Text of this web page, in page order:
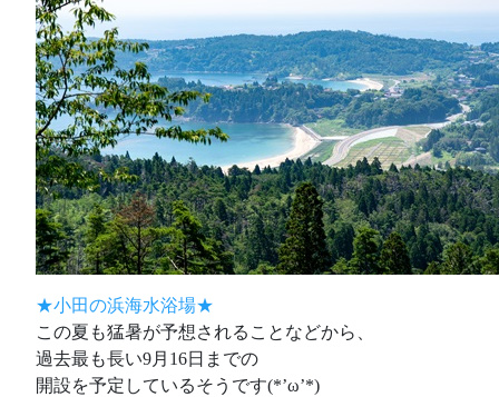
★小田の浜海水浴場★
この夏も猛暑が予想されることなどから、
過去最も長い9月16日までの
開設を予定しているそうです(*’ω’*)